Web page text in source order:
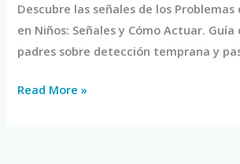
Descubre las señales de los
en Niños: Señales y Cómo Actuar.
padres sobre detección temprana y
Read More »